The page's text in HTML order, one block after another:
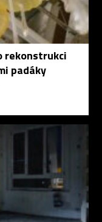
rekonstrukci
padáky